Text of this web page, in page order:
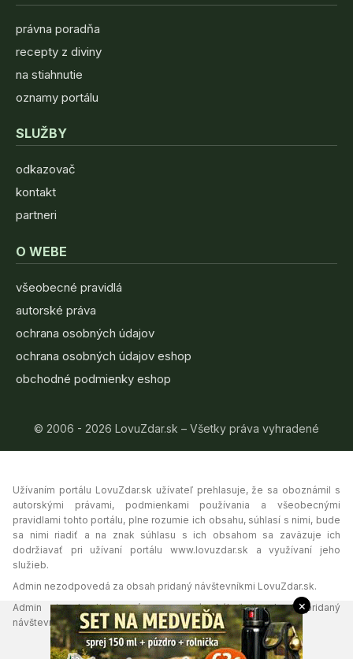
právna poradňa
recepty z diviny
na stiahnutie
oznamy portálu
SLUŽBY
odkazovač
kontakt
partneri
O WEBE
všeobecné pravidlá
autorské práva
ochrana osobných údajov
ochrana osobných údajov eshop
obchodné podmienky eshop
© 2006 - 2026 LovuZdar.sk – Všetky práva vyhradené
Užívaním portálu LovuZdar.sk užívateľ prehlasuje, že sa oboznámil s
autorskými právami, podmienkami používania a všeobecnými
pravidlami tohto portálu, plne rozumie ich obsahu, súhlasí s nimi, bude
sa nimi riadiť a na znak súhlasu s ich obsahom sa zaväzuje ich
dodržiavať pri užívaní portálu www.lovuzdar.sk a využívaní jeho
služieb.
Admin nezodpovedá za obsah pridaný návštevníkmi LovuZdar.sk.
Admin si vyhradzuje právo vymazať akýkoľvek obsah pridaný
návštevníkmi portálu, ak tak uzná za vhodné.
×